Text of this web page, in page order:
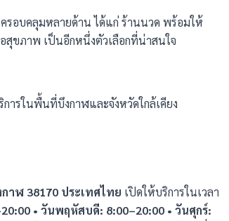
รอบคลุมหลายด้าน ได้แก่ ร้านนวด พร้อมให้
สุขภาพ เป็นอีกหนึ่งตัวเลือกที่น่าสนใจ
ารในพื้นที่บึงกาฬและจังหวัดใกล้เคียง
าฬ 38170 ประเทศไทย เปิดให้บริการในเวลา
• วันพฤหัสบดี: 8:00–20:00 • วันศุกร์: